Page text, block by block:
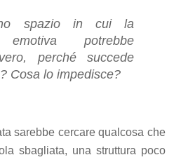
spazio in cui la
emotiva potrebbe
perché succede
Cosa lo impedisce?
sarebbe cercare qualcosa che
sbagliata, una struttura poco